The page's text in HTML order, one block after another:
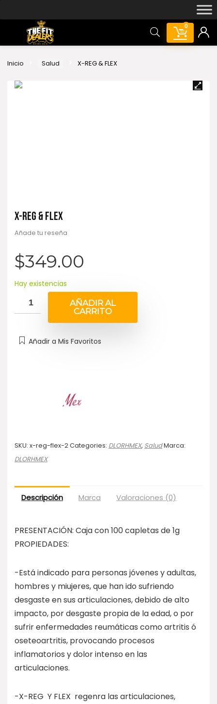
0
Inicio Salud X-REG & FLEX
X-REG & FLEX
Añade tu reseña
$349.00
Hay existencias
AÑADIR AL
CARRITO
Añadir a Mis Favoritos
SKU: x-reg-flex-2Categories: DLORHMEX, SaludMarca:
DLORHMEX
Descripción Marca Valoraciones (0)
PRESENTACIÓN: Caja con 100 capletas de 1g
PROPIEDADES:
-Está indicado para personas jóvenes y adultas,
hombres y miujeres, que han ido sufriendo
desgaste en sus articulaciones, debido de alto
impacto, por desgaste propia de la edad, o por
sufrir enfermedades reumáticas como artritis ó
oseteoartritis, provocando procesos
inflamatorios y dolor intenso en las
articulaciones.
-X-REG Y FLEX regenra las articulaciones,